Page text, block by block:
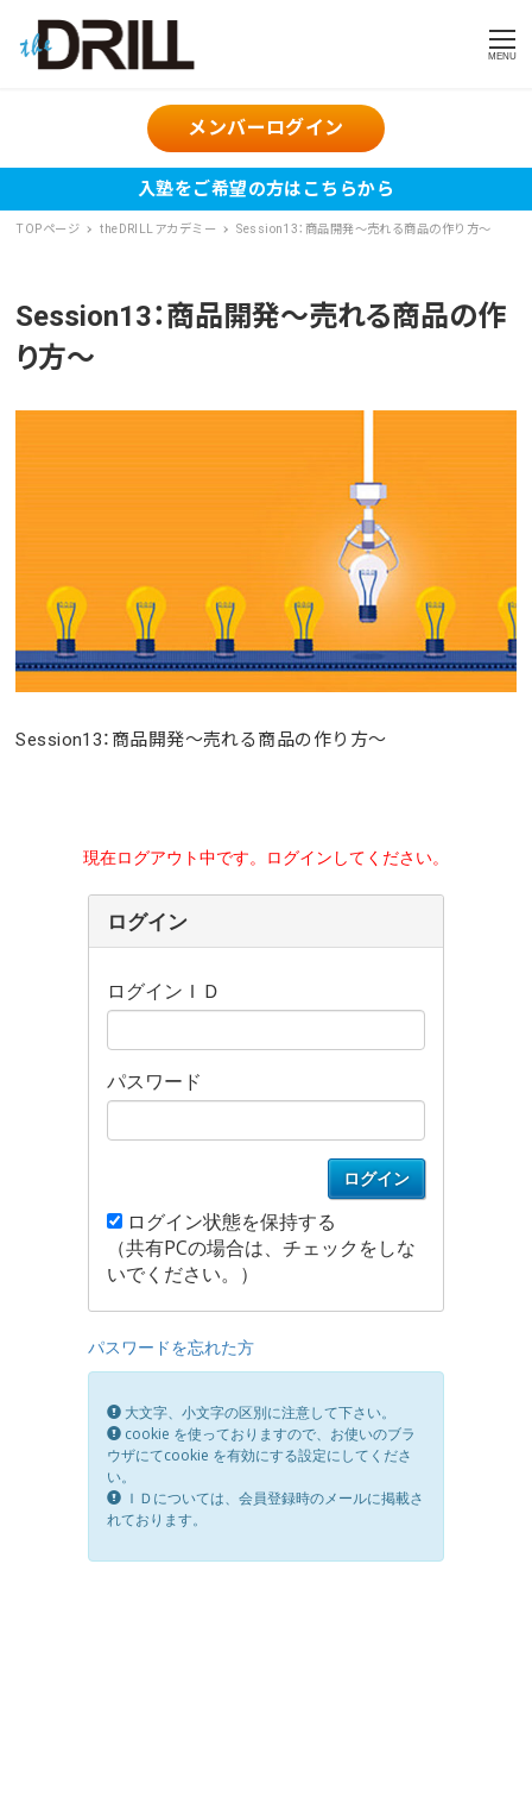
MENU
メンバーログイン
入塾をご希望の方はこちらから
TOPページ theDRILLアカデミー Session13：商品開発〜売れる商品の作り方〜
Session13：商品開発〜売れる商品の作
り方〜
Session13：商品開発〜売れる商品の作り方〜